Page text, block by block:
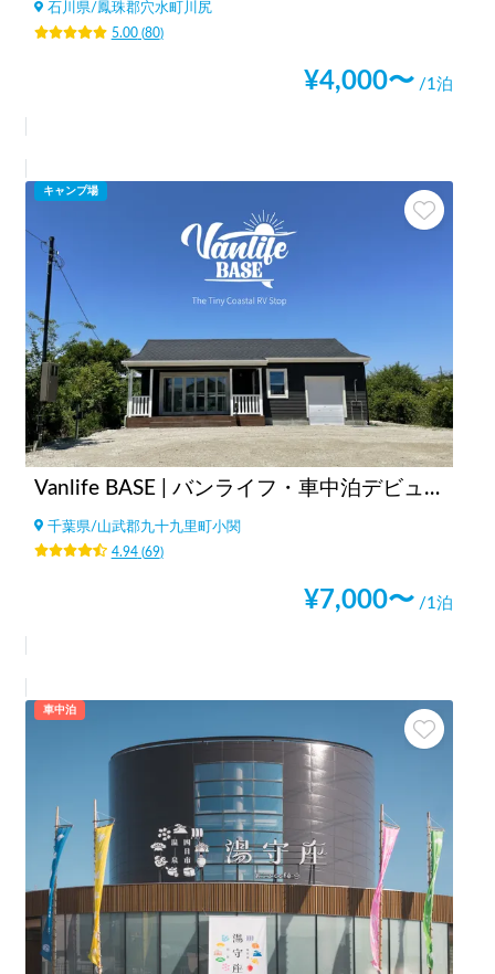
石川県/鳳珠郡穴水町川尻
5.00(80)
¥4,000〜 /1泊
キャンプ場
Vanlife BASE | バンライフ・車中泊デビューに！/焚き火・BBQ/co-living/貸し切り可/ペット大歓迎
千葉県/山武郡九十九里町小関
4.94(69)
¥7,000〜 /1泊
車中泊